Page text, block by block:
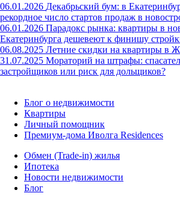
06.01.2026 Декабрьский бум: в
рекордное число стартов продаж в
06.01.2026 Парадокс рынка: квартиры в
Екатеринбурга дешевеют к финишу
06.08.2025 Летние скидки на квартиры в
31.07.2025 Мораторий на штрафы:
застройщиков или риск для дольщиков?
Блог о недвижимости
Квартиры
Личный помощник
Премиум-дома Иволга Residences
Обмен (Trade-in) жилья
Ипотека
Новости недвижимости
Блог